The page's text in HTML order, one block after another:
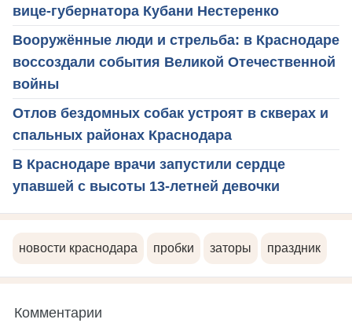
вице-губернатора Кубани Нестеренко
Вооружённые люди и стрельба: в Краснодаре
воссоздали события Великой Отечественной
войны
Отлов бездомных собак устроят в скверах и
спальных районах Краснодара
В Краснодаре врачи запустили сердце
упавшей с высоты 13-летней девочки
новости краснодара пробки заторы праздник
Комментарии